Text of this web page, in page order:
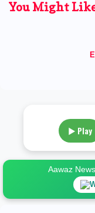
You Might
▶ Play
Aawaz